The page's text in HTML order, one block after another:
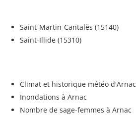
Saint-Martin-Cantalès (15140)
Saint-Illide (15310)
Climat et historique météo d'Arnac
Inondations à Arnac
Nombre de sage-femmes à Arnac